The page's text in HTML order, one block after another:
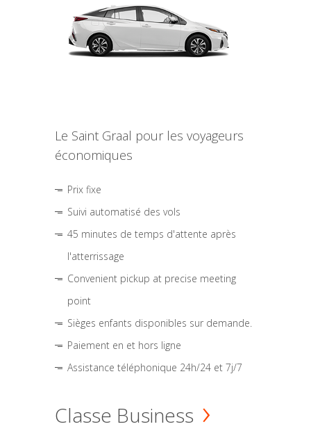
Le Saint Graal pour les voyageurs
économiques
Prix fixe
Suivi automatisé des vols
45 minutes de temps d'attente après
l'atterrissage
Convenient pickup at precise meeting
point
Sièges enfants disponibles sur demande.
Paiement en et hors ligne
Assistance téléphonique 24h/24 et 7j/7
Classe Business